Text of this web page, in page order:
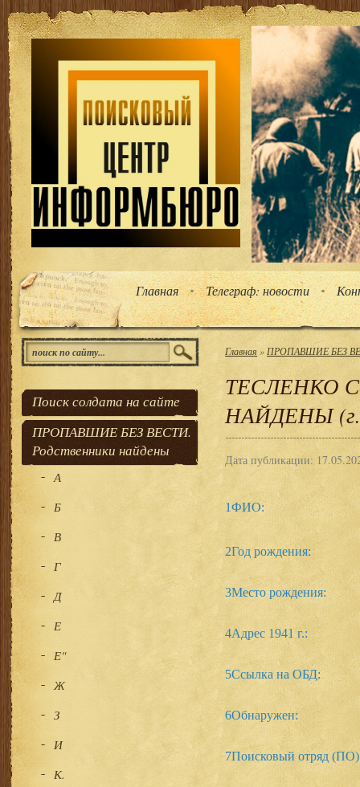
Главная Телеграф: новости
Главная » ПРОПАВШИЕ БЕЗ
ТЕСЛЕНКО
НАЙДЕНЫ
Дата публикации:
1ФИО:
2Год рождения:
3Место рождения:
4Адрес 1941 г.:
5Ссылка на ОБД:
6Обнаружен:
7Поисковый отряд
Поиск солдата на сайте
ПРОПАВШИЕ БЕЗ ВЕСТИ.
Родственники найдены
А
Б
В
Г
Д
Е
Е"
Ж
З
И
К.